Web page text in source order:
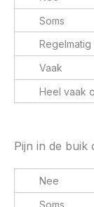
Pijn in de buik